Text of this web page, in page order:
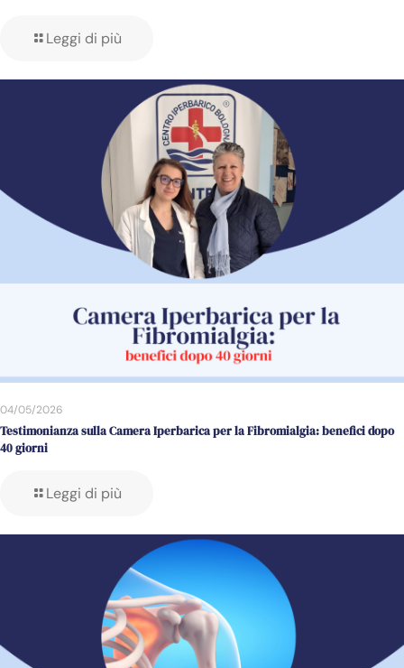
Leggi di più
04/05/2026
Testimonianza sulla Camera Iperbarica per la Fibromialgia: benefici dopo
40 giorni
Leggi di più